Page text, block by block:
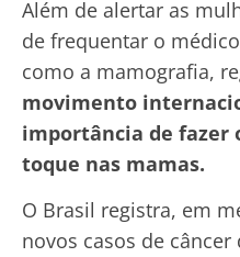
Além de alertar as
de frequentar o
como a mamografia,
movimento
importância de fazer
toque nas mamas.
O Brasil registra, em
novos casos de